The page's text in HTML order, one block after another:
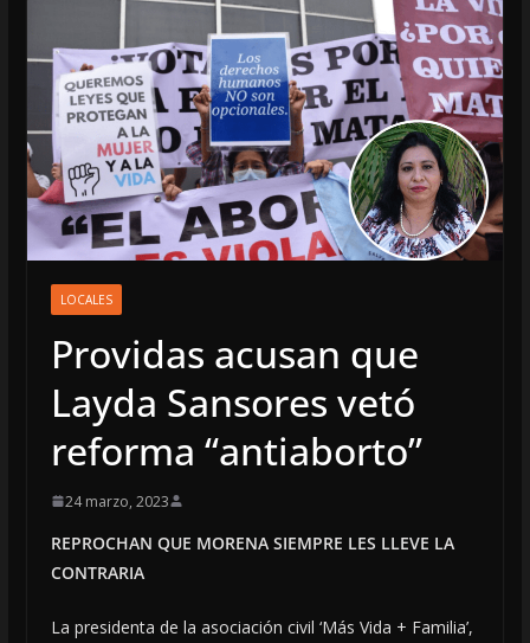
LOCALES
Providas acusan que
Layda Sansores vetó
reforma “antiaborto”
24 marzo, 2023
REPROCHAN QUE MORENA SIEMPRE LES LLEVE LA
CONTRARIA
La presidenta de la asociación civil ‘Más Vida + Familia’,